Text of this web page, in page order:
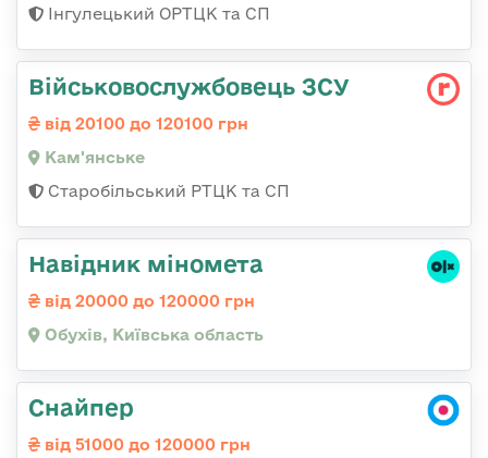
Інгулецький ОРТЦК та СП
Військовослужбовець ЗСУ
від 20100 до 120100 грн
Кам'янське
Старобільський РТЦК та СП
Навідник міномета
від 20000 до 120000 грн
Обухів, Київська область
Снайпер
від 51000 до 120000 грн